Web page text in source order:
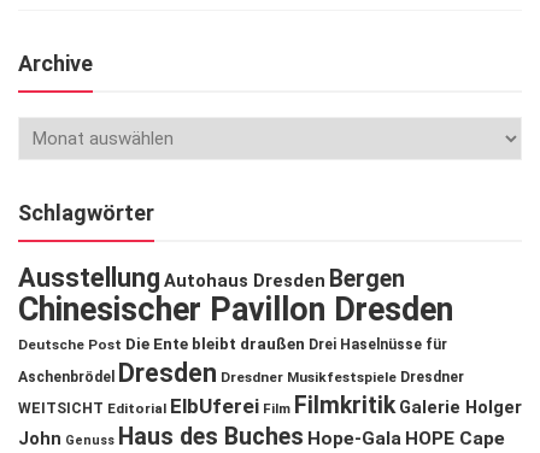
Archive
Schlagwörter
Ausstellung Autohaus Dresden Bergen
Chinesischer Pavillon Dresden
Deutsche Post Die Ente bleibt draußen Drei Haselnüsse für
Aschenbrödel
Dresden Dresdner Musikfestspiele Dresdner
WEITSICHT Editorial ElbUferei Film Filmkritik Galerie Holger
John Genuss Haus des Buches Hope-Gala HOPE Cape